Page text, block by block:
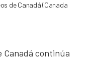
de Canadá (Canada
Canadá continúa